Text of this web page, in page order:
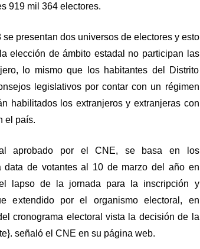
919 mil 364 electores.
presentan dos universos de electores y esto
elección de ámbito estadal no participan las
lo mismo que los habitantes del Distrito
legislativos por contar con un régimen
habilitados los extranjeros y extranjeras con
el país.
aprobado por el CNE, se basa en los
data de votantes al 10 de marzo del año en
lapso de la jornada para la inscripción y
extendido por el organismo electoral, en
cronograma electoral vista la decisión de la
señaló el CNE en su página web.